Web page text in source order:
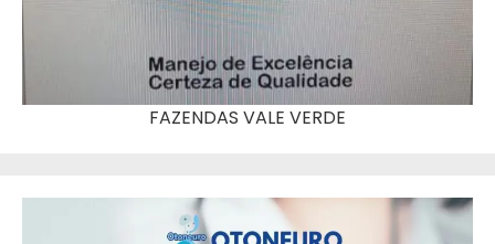
FAZENDAS VALE VERDE